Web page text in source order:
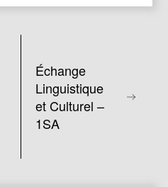
Échange
Linguistique
et Culturel –
1SA